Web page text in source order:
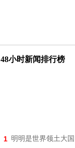
48小时新闻排行榜
1 明明是世界领土大